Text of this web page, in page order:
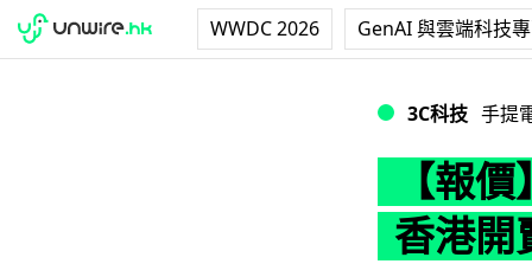
WWDC 2026 GenAI 與雲端科技
3C科技 手提
【報
香港開